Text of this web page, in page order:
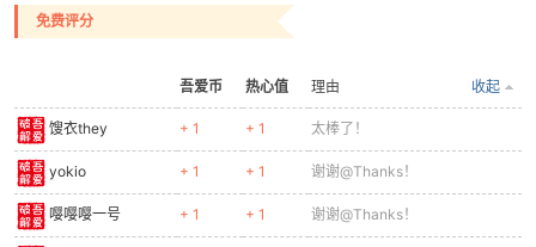
cn
免费评分
吾爱币 热心值 收起
理由
馊衣they + 1 + 1 太棒了！
yokio + 1 + 1 谢谢@Thanks！
嘤嘤嘤一号 + 1 + 1 谢谢@Thanks！